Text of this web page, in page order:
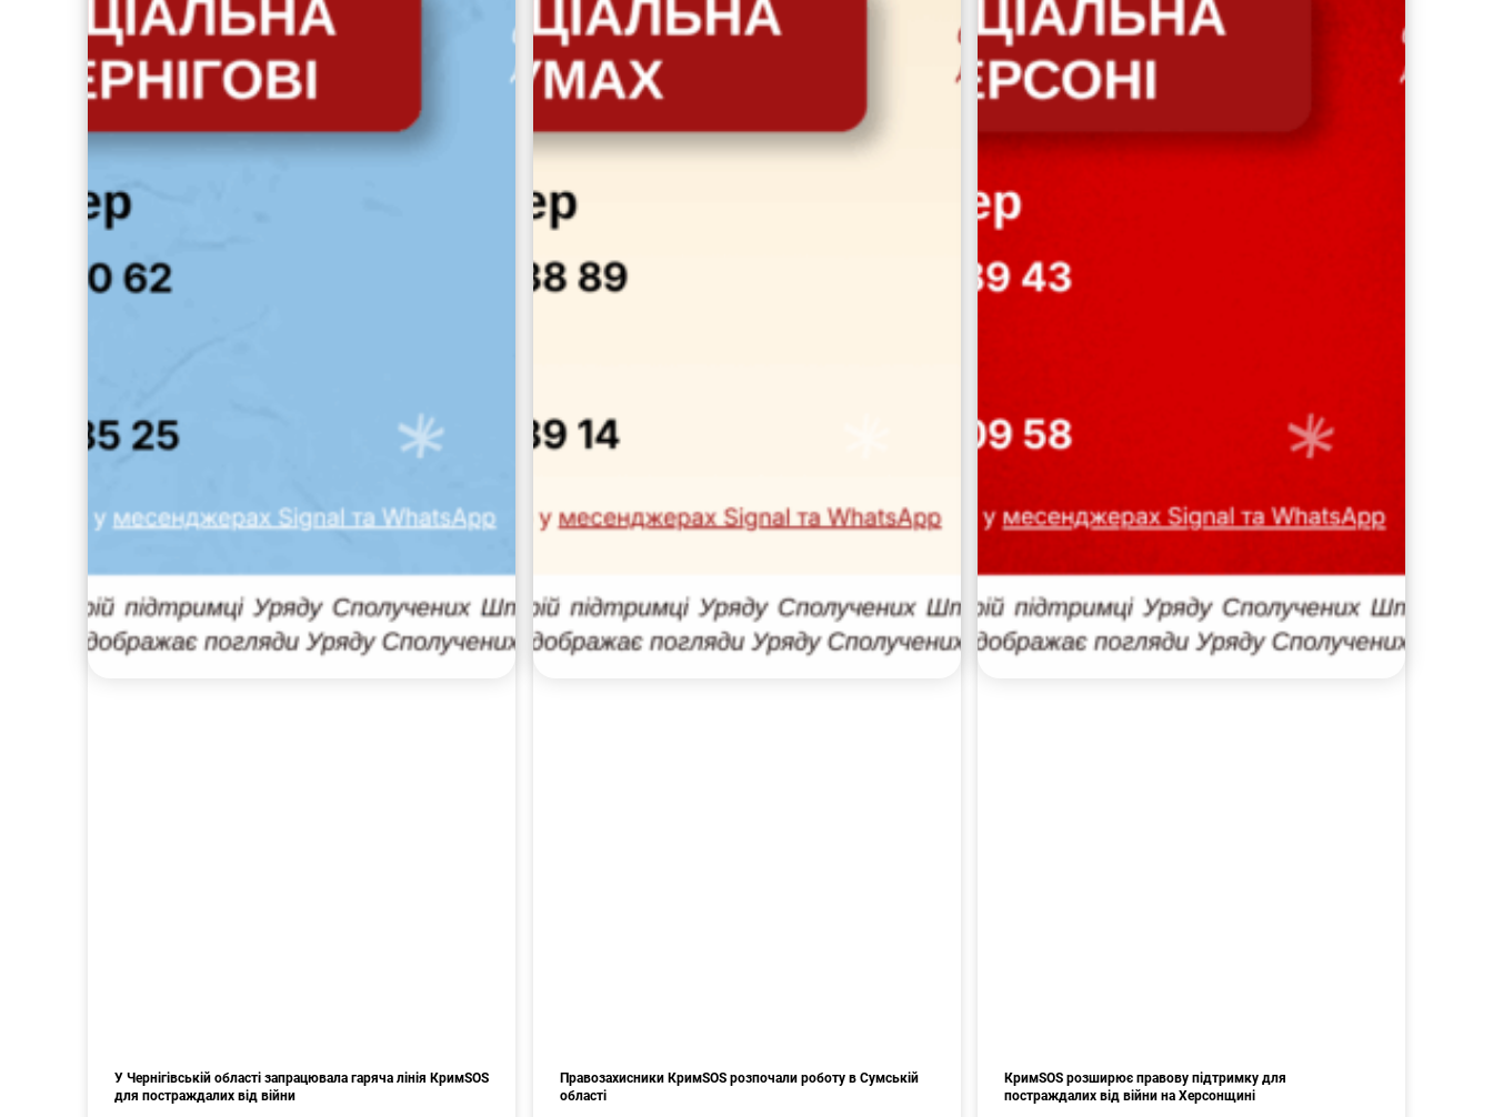
У Чернігівській області запрацювала гаряча лінія КримSOS
для постраждалих від війни
Правозахисники КримSOS розпочали роботу в Сумській
області
КримSOS розширює правову підтримку для
постраждалих від війни на Херсонщині